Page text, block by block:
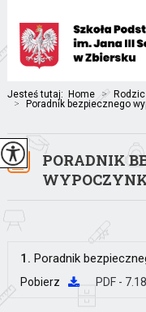
Jesteś tutaj: Home > Rodzic
>
Poradnik bezpiecznego
PORADNIK
1. Poradnik
Pobierz PDF -